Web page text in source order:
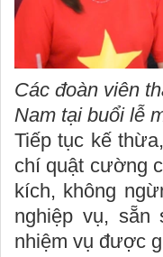
Các đoàn viên
Nam tại buổi lễ
Tiếp tục kế
chí quật cường
kích, không
nghiệp vụ, sẵn
nhiệm vụ được